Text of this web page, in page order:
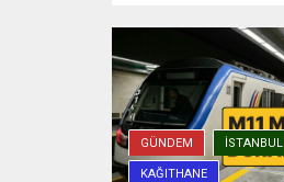
GÜNDEM İSTANBUL
KAĞITHANE